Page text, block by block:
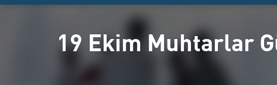
19 Ekim Muhtarlar